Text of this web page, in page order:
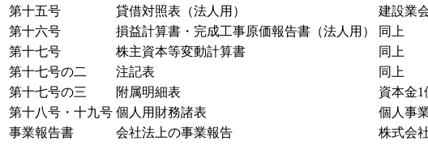
第十五号
貸借対照表（法人用）
建設業
第十六号
損益計算書・完成工事原価報告書（法人用）
同上
第十七号
株主資本等変動計算書
同上
第十七号の二
注記表
同上
第十七号の三
附属明細表
資本金
第十八号・十九号 個人用財務諸表
個人事
事業報告書
会社法上の事業報告
株式会